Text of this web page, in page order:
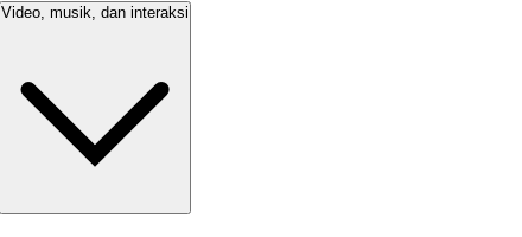
Video, musik, dan interaksi